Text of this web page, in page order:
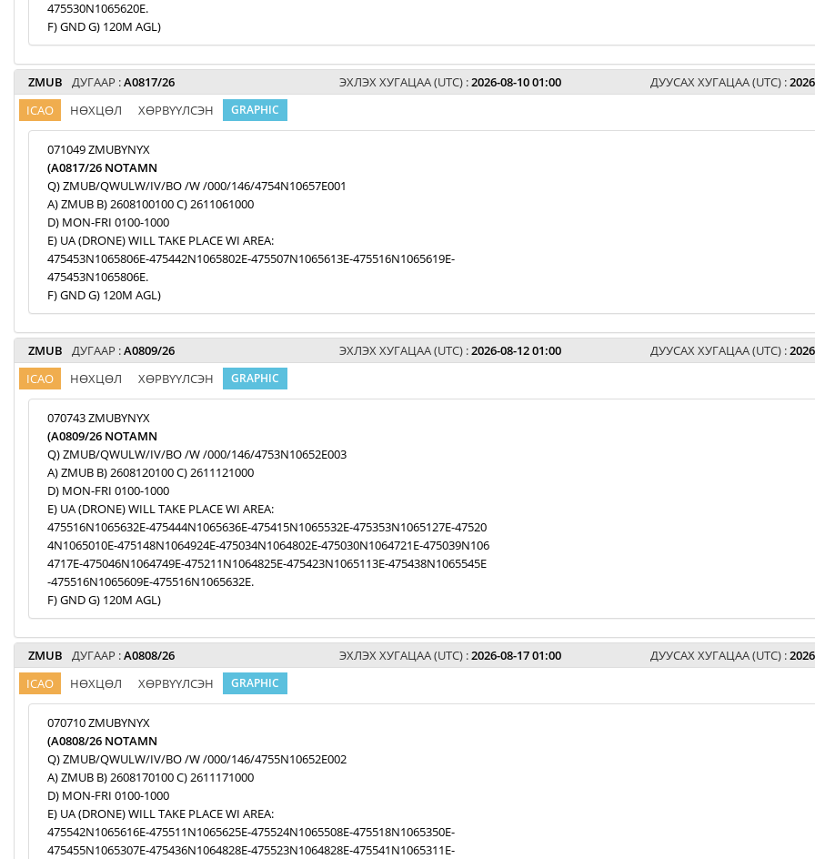
475530N1065620E.
F) GND G) 120M AGL)
ZMUB ДУГААР :A0817/26 ЭХЛЭХ ХУГАЦАА (UTC) :2026-08-10 01:00 ДУУСАХ ХУГАЦАА (UTC) :
ICAO НӨХЦӨЛ ХӨРВҮҮЛСЭН GRAPHIC
071049 ZMUBYNYX
(A0817/26 NOTAMN
Q) ZMUB/QWULW/IV/BO /W /000/146/4754N10657E001
A) ZMUB B) 2608100100 C) 2611061000
D) MON-FRI 0100-1000
E) UA (DRONE) WILL TAKE PLACE WI AREA:
475453N1065806E-475442N1065802E-475507N1065613E-475516N1065619E-
475453N1065806E.
F) GND G) 120M AGL)
ZMUB ДУГААР :A0809/26 ЭХЛЭХ ХУГАЦАА (UTC) :2026-08-12 01:00 ДУУСАХ ХУГАЦАА (UTC) :
ICAO НӨХЦӨЛ ХӨРВҮҮЛСЭН GRAPHIC
070743 ZMUBYNYX
(A0809/26 NOTAMN
Q) ZMUB/QWULW/IV/BO /W /000/146/4753N10652E003
A) ZMUB B) 2608120100 C) 2611121000
D) MON-FRI 0100-1000
E) UA (DRONE) WILL TAKE PLACE WI AREA:
475516N1065632E-475444N1065636E-475415N1065532E-475353N1065127E-47520
4N1065010E-475148N1064924E-475034N1064802E-475030N1064721E-475039N106
4717E-475046N1064749E-475211N1064825E-475423N1065113E-475438N1065545E
-475516N1065609E-475516N1065632E.
F) GND G) 120M AGL)
ZMUB ДУГААР :A0808/26 ЭХЛЭХ ХУГАЦАА (UTC) :2026-08-17 01:00 ДУУСАХ ХУГАЦАА (UTC) :
ICAO НӨХЦӨЛ ХӨРВҮҮЛСЭН GRAPHIC
070710 ZMUBYNYX
(A0808/26 NOTAMN
Q) ZMUB/QWULW/IV/BO /W /000/146/4755N10652E002
A) ZMUB B) 2608170100 C) 2611171000
D) MON-FRI 0100-1000
E) UA (DRONE) WILL TAKE PLACE WI AREA:
475542N1065616E-475511N1065625E-475524N1065508E-475518N1065350E-
475455N1065307E-475436N1064828E-475523N1064828E-475541N1065311E-